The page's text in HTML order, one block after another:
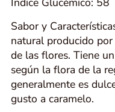
Sabor y
natural producido
de las flores. Tiene
según la flora de la
generalmente es
gusto a caramelo.